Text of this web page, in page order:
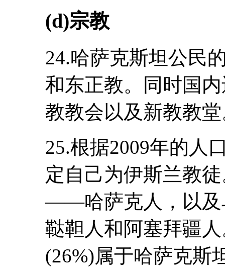
(d)宗教
24.哈萨克斯坦公民
和东正教。同时国
教教会以及新教教
25.根据2009年的人
定自己为伊斯兰教
――哈萨克人，以及
鞑靼人和阿塞拜疆
(26%)属于哈萨克斯